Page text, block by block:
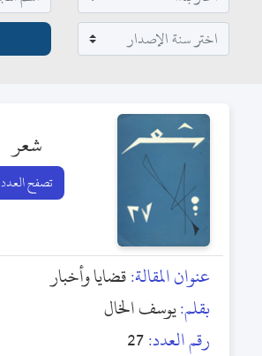
شعر
تصفح العدد
عنوان المقالة:قضايا وأخبار
بقلم:يوسف الخال
رقم العدد:27